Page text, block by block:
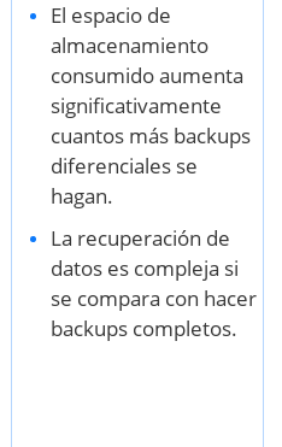
El espacio de
almacenamiento
consumido aumenta
significativamente
cuantos más backups
diferenciales se
hagan.
La recuperación de
datos es compleja si
se compara con hacer
backups completos.